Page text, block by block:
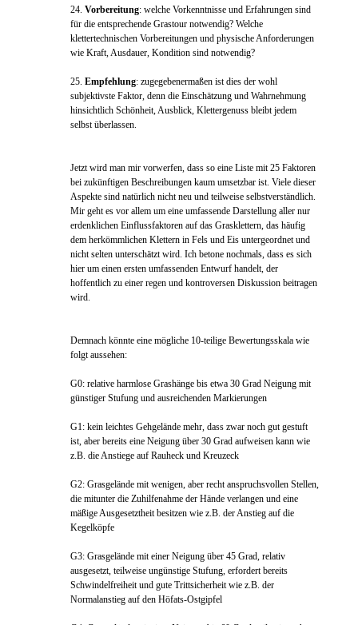
24. Vorbereitung: welche Vorkenntnisse und Erfahrungen sind
für die entsprechende Grastour notwendig? Welche
klettertechnischen Vorbereitungen und physische Anforderungen
wie Kraft, Ausdauer, Kondition sind notwendig?
25. Empfehlung: zugegebenermaßen ist dies der wohl
subjektivste Faktor, denn die Einschätzung und Wahrnehmung
hinsichtlich Schönheit, Ausblick, Klettergenuss bleibt jedem
selbst überlassen.
Jetzt wird man mir vorwerfen, dass so eine Liste mit 25 Faktoren
bei zukünftigen Beschreibungen kaum umsetzbar ist. Viele dieser
Aspekte sind natürlich nicht neu und teilweise selbstverständlich.
Mir geht es vor allem um eine umfassende Darstellung aller nur
erdenklichen Einflussfaktoren auf das Grasklettern, das häufig
dem herkömmlichen Klettern in Fels und Eis untergeordnet und
nicht selten unterschätzt wird. Ich betone nochmals, dass es sich
hier um einen ersten umfassenden Entwurf handelt, der
hoffentlich zu einer regen und kontroversen Diskussion beitragen
wird.
Demnach könnte eine mögliche 10-teilige Bewertungsskala wie
folgt aussehen:
G0: relative harmlose Grashänge bis etwa 30 Grad Neigung mit
günstiger Stufung und ausreichenden Markierungen
G1: kein leichtes Gehgelände mehr, dass zwar noch gut gestuft
ist, aber bereits eine Neigung über 30 Grad aufweisen kann wie
z.B. die Anstiege auf Rauheck und Kreuzeck
G2: Grasgelände mit wenigen, aber recht anspruchsvollen Stellen,
die mitunter die Zuhilfenahme der Hände verlangen und eine
mäßige Ausgesetztheit besitzen wie z.B. der Anstieg auf die
Kegelköpfe
G3: Grasgelände mit einer Neigung über 45 Grad, relativ
ausgesetzt, teilweise ungünstige Stufung, erfordert bereits
Schwindelfreiheit und gute Trittsicherheit wie z.B. der
Normalanstieg auf den Höfats-Ostgipfel